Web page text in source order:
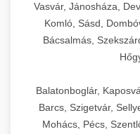
Vasvár, Jánosháza,
Komló, Sásd,
Bácsalmás,
Balatonboglár,
Barcs, Szigetvár,
Mohács, Pécs,